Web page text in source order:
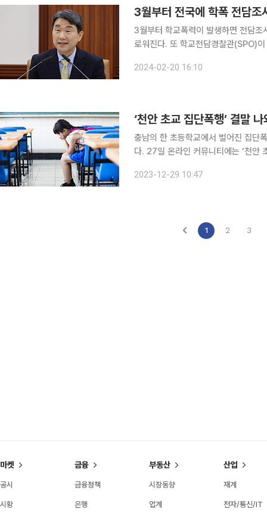
3월부터 전국에 학폭 전담
3월부터 학교폭력이 발생하면 전담
로워진다. 또 학교전담경찰관(SPO)이 학
정안이 국무회의에서 심의·의결 됐다
2024-02-20 16:10
‘천안 초교 집단폭행’ 결말
충남의 한 초등학교에서 벌어진 집단
다. 27일 온라인 커뮤니티에는 ‘천안 초등학교 집단폭행 학폭 결과 보고’라는 제목의 글이 올라왔
위 결과 남학생 3명은 8호 처분을, 여
2023-12-29 10:47
1 2 3
마켓
공시
시황
금융
금융정책
은행
부동산
시장동향
업계
산업
재계
전자/통신/IT